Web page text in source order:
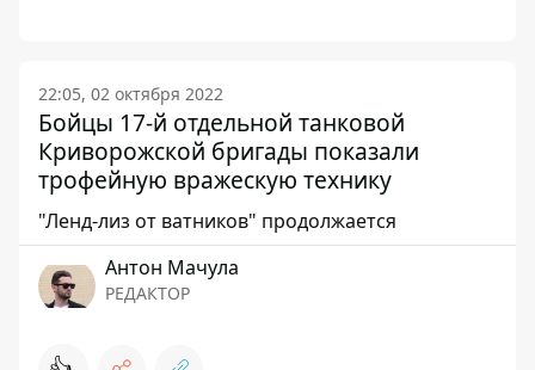
22:05, 02 октября 2022
Бойцы 17-й отдельной танковой
Криворожской бригады показали
трофейную вражескую технику
"Ленд-лиз от ватников" продолжается
Антон Мачула
РЕДАКТОР